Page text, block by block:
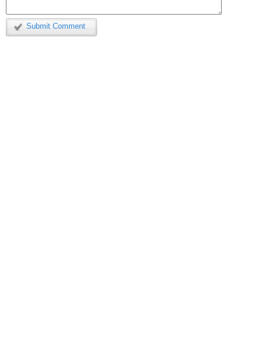
Submit Comment